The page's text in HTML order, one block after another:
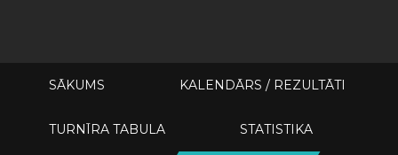
SĀKUMS KALENDĀRS / REZULTĀTI
TURNĪRA TABULA STATISTIKA